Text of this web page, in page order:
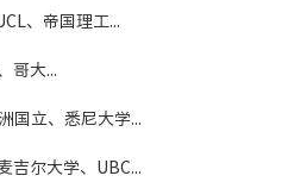
、帝国理工...
哥大...
国立、悉尼大学...
吉尔大学、UBC...